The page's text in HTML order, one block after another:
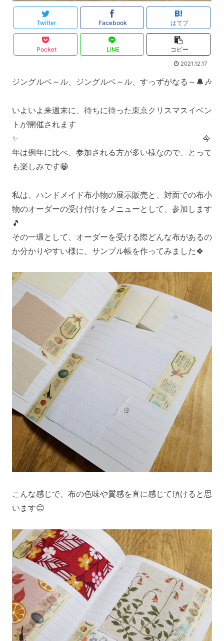
Twitter Facebook はてブ
Pocket LINE コピー
2021.12.17
ジングルベ～ル、ジングルベ～ル、すっずがなる～🔔🎶
いよいよ来週末に、待ちに待った東京クリスマスイベン
トが開催されます
✨ 今
年は例年に比べ、参加される方が多い様なので、とって
も楽しみです😁
私は、ハンドメイド布小物の展示販売と、対面での布小
物のオーダーの受け付けをメニューとして、参加します
🎵
その一環として、オーダーを受ける際どんな布があるの
か分かりやすい様に、サンプル帳を作ってみました🍀
こんな感じで、布の色味や質感を直に感じて頂けると思
います😊